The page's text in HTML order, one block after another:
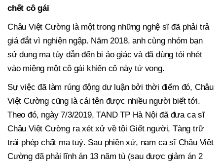
chết cô gái
Châu Việt Cường là một trong những nghệ sĩ đã phải trả
giá đắt vì nghiện ngập. Năm 2018, anh cùng nhóm bạn
sử dụng ma túy dẫn đến bị ảo giác và đã dùng tỏi nhét
vào miệng một cô gái khiến cô này tử vong.
Sự việc đã làm rúng động dư luận bởi thời điểm đó, Châu
Việt Cường cũng là cái tên được nhiều người biết tới.
Theo đó, ngày 7/3/2019, TAND TP Hà Nội đã đưa ca sĩ
Châu Việt Cường ra xét xử về tội Giết người, Tàng trữ
trái phép chất ma tuý. Sau phiên xử, nam ca sĩ Châu Việt
Cường đã phải lĩnh án 13 năm tù (sau được giảm án 2